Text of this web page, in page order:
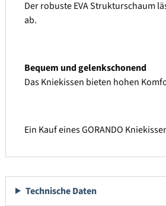
Der robuste EVA Strukturschaum
ab.
Bequem und gelenkschonend
Das Kniekissen bieten hohen
Ein Kauf eines GORANDO
Technische Daten